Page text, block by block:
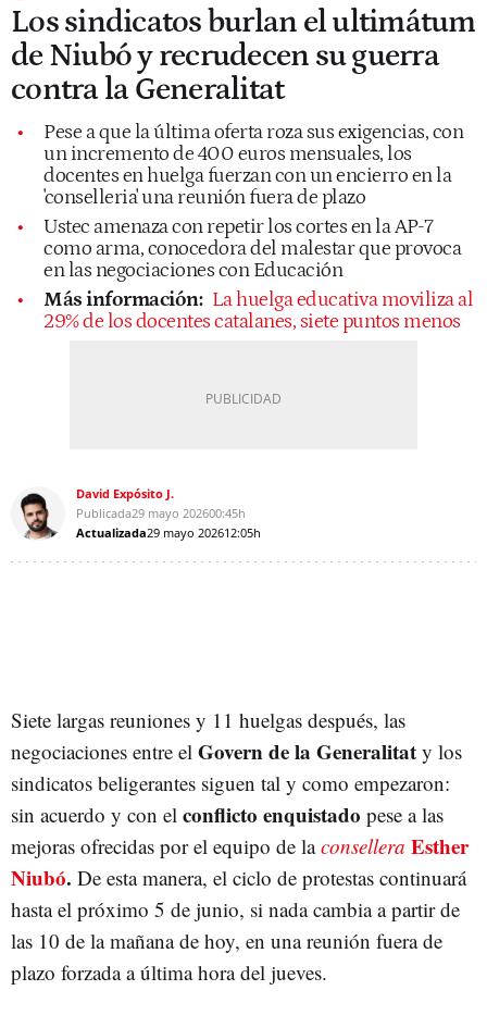
Los sindicatos burlan el ultimátum
de Niubó y recrudecen su guerra
contra la Generalitat
Pese a que la última oferta roza sus exigencias, con
un incremento de 400 euros mensuales, los
docentes en huelga fuerzan con un encierro en la
'conselleria' una reunión fuera de plazo
Ustec amenaza con repetir los cortes en la AP-7
como arma, conocedora del malestar que provoca
en las negociaciones con Educación
Más información: La huelga educativa moviliza al
29% de los docentes catalanes, siete puntos menos
David Expósito J.
Publicada29 mayo 202600:45h
Actualizada29 mayo 202612:05h
Siete largas reuniones y 11 huelgas después, las
negociaciones entre el Govern de la Generalitat y los
sindicatos beligerantes siguen tal y como empezaron:
sin acuerdo y con el conflicto enquistado pese a las
mejoras ofrecidas por el equipo de laconsellera Esther
Niubó. De esta manera, el ciclo de protestas continuará
hasta el próximo 5 de junio, si nada cambia a partir de
las 10 de la mañana de hoy, en una reunión fuera de
plazo forzada a última hora del jueves.